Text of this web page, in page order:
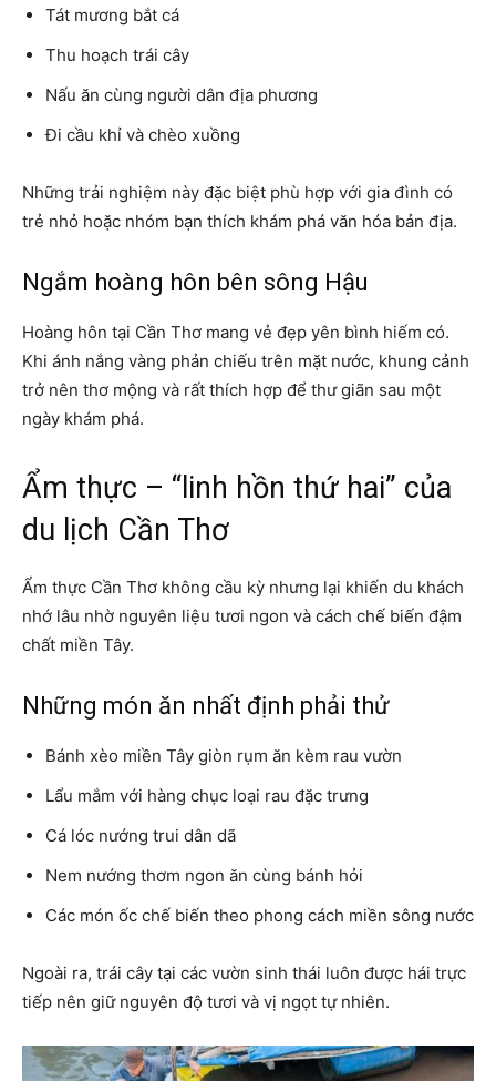
Tát mương bắt cá
Thu hoạch trái cây
Nấu ăn cùng người dân địa phương
Đi cầu khỉ và chèo xuồng
Những trải nghiệm này đặc biệt phù hợp với gia đình có
trẻ nhỏ hoặc nhóm bạn thích khám phá văn hóa bản địa.
Ngắm hoàng hôn bên sông Hậu
Hoàng hôn tại Cần Thơ mang vẻ đẹp yên bình hiếm có.
Khi ánh nắng vàng phản chiếu trên mặt nước, khung cảnh
trở nên thơ mộng và rất thích hợp để thư giãn sau một
ngày khám phá.
Ẩm thực – “linh hồn thứ hai” của
du lịch Cần Thơ
Ẩm thực Cần Thơ không cầu kỳ nhưng lại khiến du khách
nhớ lâu nhờ nguyên liệu tươi ngon và cách chế biến đậm
chất miền Tây.
Những món ăn nhất định phải thử
Bánh xèo miền Tây giòn rụm ăn kèm rau vườn
Lẩu mắm với hàng chục loại rau đặc trưng
Cá lóc nướng trui dân dã
Nem nướng thơm ngon ăn cùng bánh hỏi
Các món ốc chế biến theo phong cách miền sông nước
Ngoài ra, trái cây tại các vườn sinh thái luôn được hái trực
tiếp nên giữ nguyên độ tươi và vị ngọt tự nhiên.